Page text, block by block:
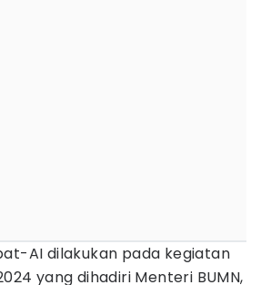
AI dilakukan pada kegiatan
yang dihadiri Menteri BUMN,